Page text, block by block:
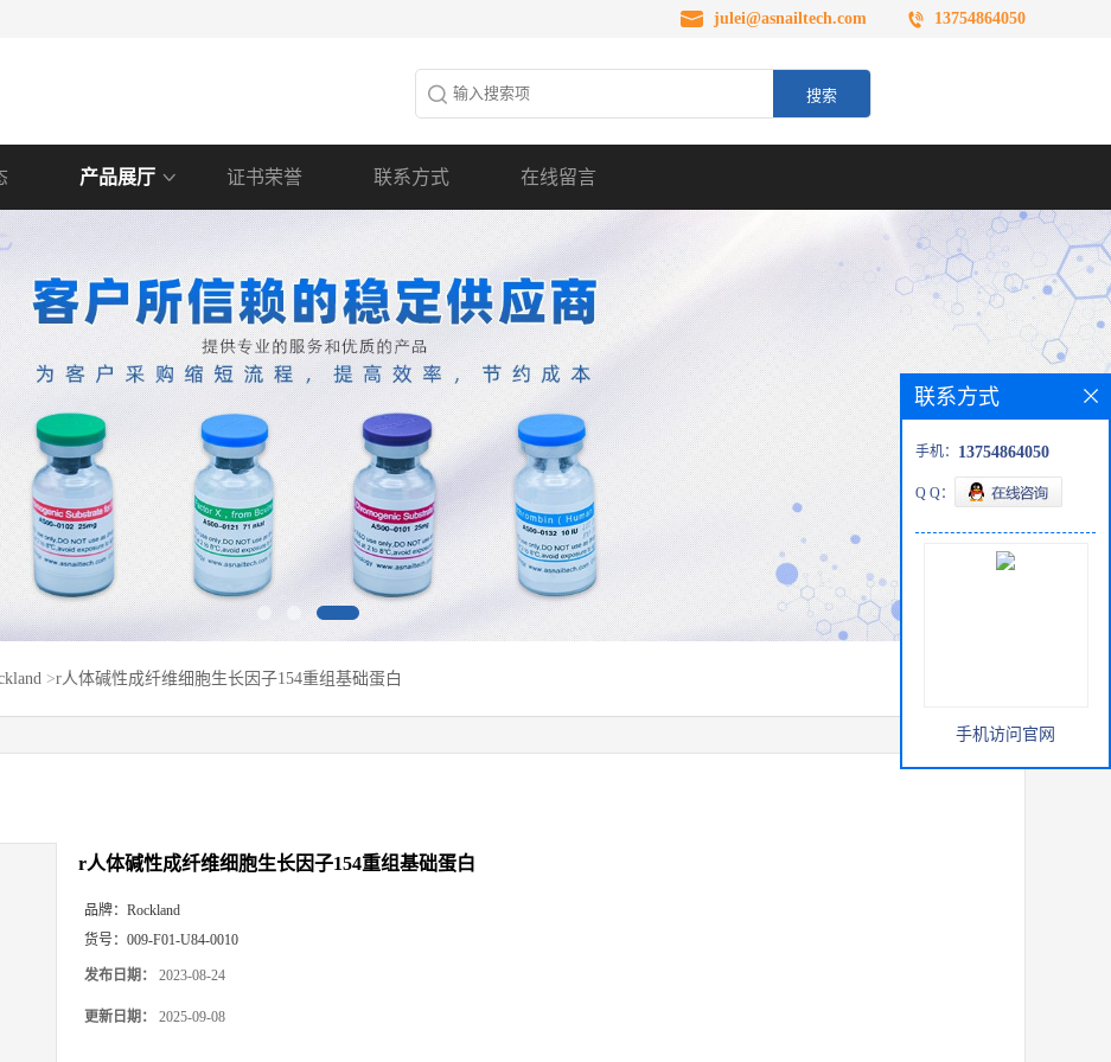
julei@asnailtech.com 13754864050
产品展厅 证书荣誉 联系方式 在线留言
>r人体碱性成纤维细胞生长因子154重组基础蛋白
r人体碱性成纤维细胞生长因子154重组基础蛋白
品牌： Rockland
货号： 009-F01-U84-0010
发布日期： 2023-08-24
更新日期： 2025-09-08
联系方式
手机： 13754864050
Q Q：
手机访问官网